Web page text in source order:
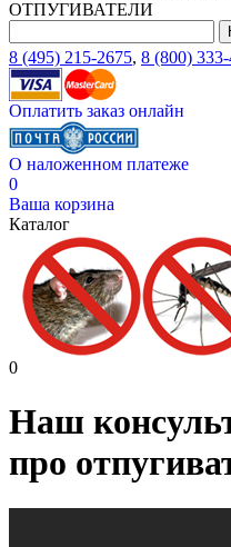
ОТПУГИВАТЕЛИ
8 (495) 215-2675, 8 (800)
Оплатить заказ онлайн
О наложенном платеже
0
Ваша корзина
Каталог
0
Наш
про